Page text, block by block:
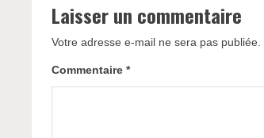
Laisser un commentaire
Votre adresse e-mail ne sera pas publiée.
Commentaire*